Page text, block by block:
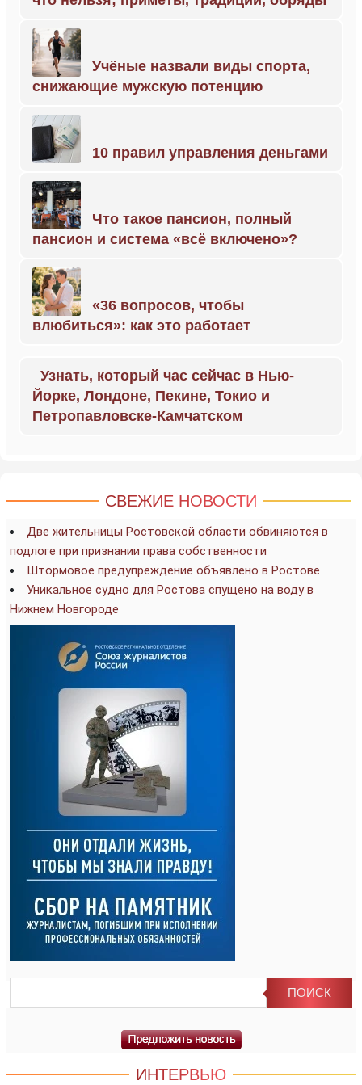
Учёные назвали виды спорта,
снижающие мужскую потенцию
10 правил управления деньгами
Что такое пансион, полный
пансион и система «всё включено»?
«36 вопросов, чтобы
влюбиться»: как это работает
Узнать, который час сейчас в Нью-
Йорке, Лондоне, Пекине, Токио и
Петропавловске-Камчатском
СВЕЖИЕ НОВОСТИ
Две жительницы Ростовской области обвиняются в
подлоге при признании права собственности
Штормовое предупреждение объявлено в Ростове
Уникальное судно для Ростова спущено на воду в
Нижнем Новгороде
ИНТЕРВЬЮ